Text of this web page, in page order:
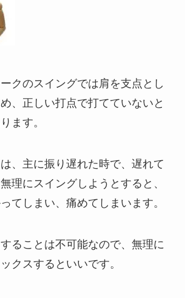
クのスイングでは肩を支点とし
、正しい打点で打てていないと
ます。
、主に振り遅れた時で、遅れて
理にスイングしようとすると、
てしまい、痛めてしまいます。
ることは不可能なので、無理に
クスするといいです。